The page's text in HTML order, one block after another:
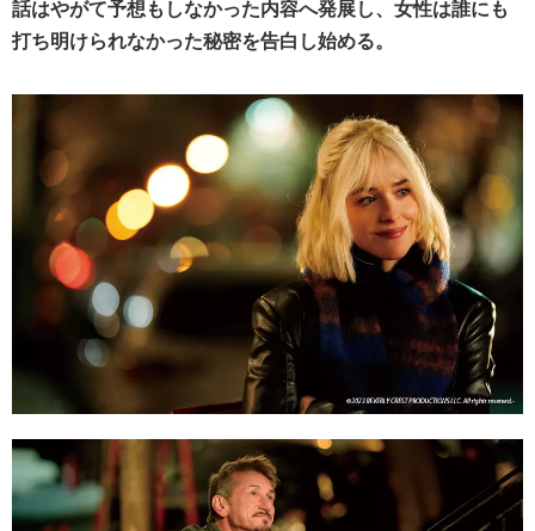
話はやがて予想もしなかった内容へ発展し、女性は誰にも
打ち明けられなかった秘密を告白し始める。